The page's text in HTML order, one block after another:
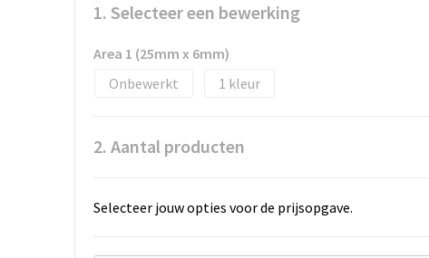
1. Selecteer een bewerking
Area 1 (25mm x 6mm)
Onbewerkt
1
2. Aantal producten
Selecteer jouw opties voor de prijsopgave.